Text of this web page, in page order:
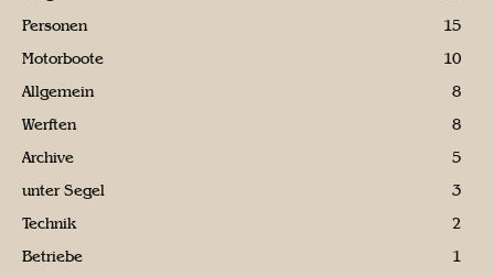
Personen
15
Motorboote
10
Allgemein
8
Werften
8
Archive
5
unter Segel
3
Technik
2
Betriebe
1